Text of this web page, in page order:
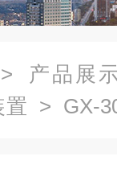
产品展
置 > GX-